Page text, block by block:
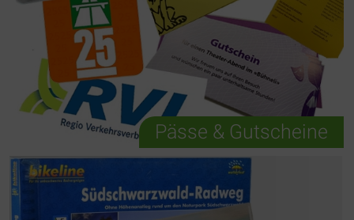
Pässe & Gutscheine